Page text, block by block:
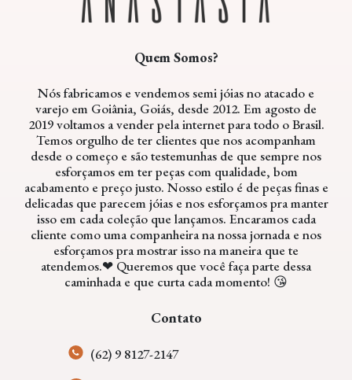
Quem Somos?
Nós fabricamos e vendemos semi jóias no atacado e
varejo em Goiânia, Goiás, desde 2012. Em agosto de
2019 voltamos a vender pela internet para todo o Brasil.
Temos orgulho de ter clientes que nos acompanham
desde o começo e são testemunhas de que sempre nos
esforçamos em ter peças com qualidade, bom
acabamento e preço justo. Nosso estilo é de peças finas e
delicadas que parecem jóias e nos esforçamos pra manter
isso em cada coleção que lançamos. Encaramos cada
cliente como uma companheira na nossa jornada e nos
esforçamos pra mostrar isso na maneira que te
atendemos.❤ Queremos que você faça parte dessa
caminhada e que curta cada momento! 😘
Contato
(62) 9 8127-2147